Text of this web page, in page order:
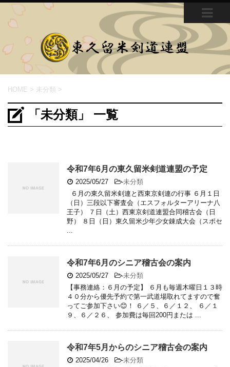
MEN
U
HOME > 未分類 >
「未分類」 一覧
令和7年6月の東久留米剣道連盟の予定
2025/05/27 -未分類
６月の東久留米剣連と西東京剣連の行事 ６月１日
（日）三段以下審査会（エスフォルターアリーナ八
王子） ７日（土）西東京剣道連盟合同稽古会（日
野） ８日（日）東久留米少年少女錬成大会（スポセ
令和7年6月のシニア稽古会の案内
2025/05/27 -未分類
【事務連絡：６月の予定】 ６月も毎週木曜日１３時
４０分から優先予約で第一武道場取れてますので奮
ってご参加下さい😊！ ６／５、６／１２、 ６／１
９、６／２６、 参加費は毎回200円または ...
令和7年5月からのシニア稽古会の案内
2025/04/26 -未分類